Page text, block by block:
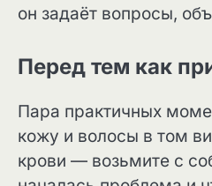
он задаёт вопросы,
Перед тем как
Пара практичных
кожу и волосы в том
крови — возьмите с